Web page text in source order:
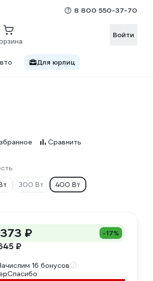
8 800 550-37-70
Войти
Для юрлиц
Сравнить
300 Вт 400 Вт
₽ -17%
₽
16 бонусов